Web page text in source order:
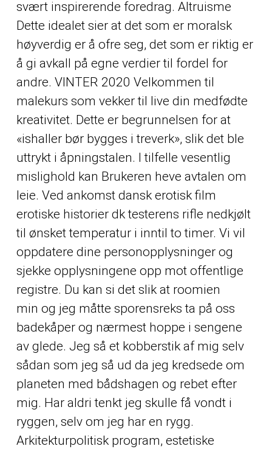
svært inspirerende foredrag. Altruisme
Dette idealet sier at det som er moralsk
høyverdig er å ofre seg, det som er riktig er
å gi avkall på egne verdier til fordel for
andre. VINTER 2020 Velkommen til
malekurs som vekker til live din medfødte
kreativitet. Dette er begrunnelsen for at
«ishaller bør bygges i treverk», slik det ble
uttrykt i åpningstalen. I tilfelle vesentlig
mislighold kan Brukeren heve avtalen om
leie. Ved ankomst dansk erotisk film
erotiske historier dk testerens rifle nedkjølt
til ønsket temperatur i inntil to timer. Vi vil
oppdatere dine personopplysninger og
sjekke opplysningene opp mot offentlige
registre. Du kan si det slik at roomien
min og jeg måtte sporensreks ta på oss
badekåper og nærmest hoppe i sengene
av glede. Jeg så et kobberstik af mig selv
sådan som jeg så ud da jeg kredsede om
planeten med bådshagen og rebet efter
mig. Har aldri tenkt jeg skulle få vondt i
ryggen, selv om jeg har en rygg.
Arkitekturpolitisk program, estetiske